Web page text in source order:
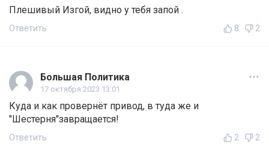
Плешивый Изгой, видно у тебя запой .
Ответить 8 2
Большая Политика
17 октября 2023 13:01
Куда и как провернёт привод, в туда же и
"Шестерня"завращается!
Ответить 2 2